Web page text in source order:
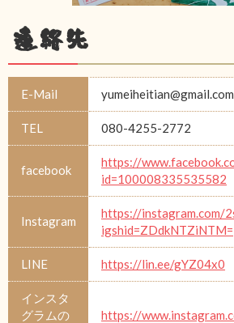
連絡先
E-Mail yumeiheitian@gmail.com
TEL 080-4255-2772
facebook
https://
id=100008335535582
Instagram
https://instagram.com/
igshid=ZDdkNTZiNTM=
LINE https://lin.ee/gYZ04x0
インスタ
グラムの
https://